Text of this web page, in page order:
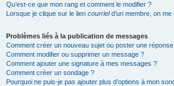
Qu’est-ce que mon rang et comment le modifier ?
Lorsque je clique sur le lien courrield’un membre, on
Problèmes liés à la publication de messages
Comment créer un nouveau sujet ou poster une
Comment modifier ou supprimer un message ?
Comment ajouter une signature à mes messages ?
Comment créer un sondage ?
Pourquoi ne puis-je pas ajouter plus d’options à mon